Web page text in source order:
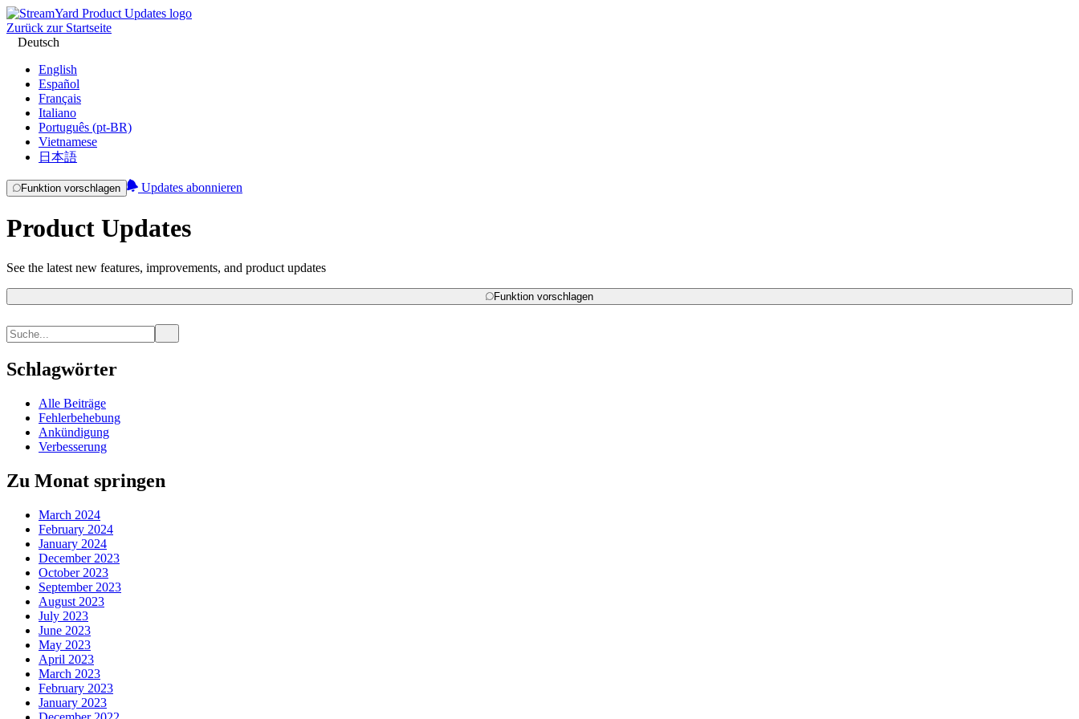
Zurück zur Startseite
Deutsch
English
Español
Français
Italiano
Português (pt-BR)
Vietnamese
日本語
Funktion vorschlagen Updates abonnieren
Product Updates
See the latest new features, improvements, and product updates
Funktion vorschlagen
Schlagwörter
Alle Beiträge
Fehlerbehebung
Ankündigung
Verbesserung
Zu Monat springen
March 2024
February 2024
January 2024
December 2023
October 2023
September 2023
August 2023
July 2023
June 2023
May 2023
April 2023
March 2023
February 2023
January 2023